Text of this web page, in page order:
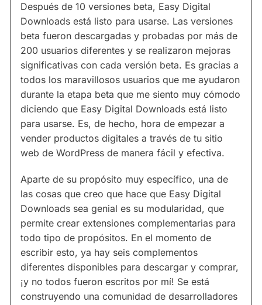
Después de 10 versiones beta, Easy Digital
Downloads está listo para usarse. Las versiones
beta fueron descargadas y probadas por más de
200 usuarios diferentes y se realizaron mejoras
significativas con cada versión beta. Es gracias a
todos los maravillosos usuarios que me ayudaron
durante la etapa beta que me siento muy cómodo
diciendo que Easy Digital Downloads está listo
para usarse. Es, de hecho, hora de empezar a
vender productos digitales a través de tu sitio
web de WordPress de manera fácil y efectiva.
Aparte de su propósito muy específico, una de
las cosas que creo que hace que Easy Digital
Downloads sea genial es su modularidad, que
permite crear extensiones complementarias para
todo tipo de propósitos. En el momento de
escribir esto, ya hay seis complementos
diferentes disponibles para descargar y comprar,
¡y no todos fueron escritos por mí! Se está
construyendo una comunidad de desarrolladores